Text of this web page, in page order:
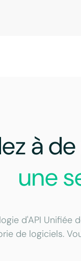
à de
une
d'API Unifiée
de logiciels.